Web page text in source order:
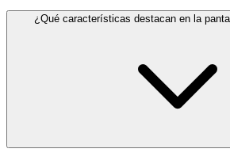
¿Qué características destacan en la